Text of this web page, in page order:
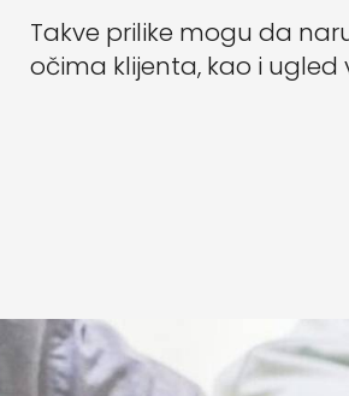
Takve prilike mogu da
očima klijenta, kao i ugled